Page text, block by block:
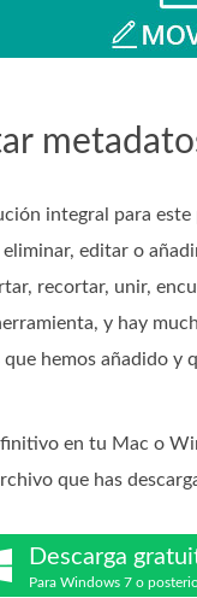
integral para
editar o
recortar, unir,
y hay
hemos añadido
en tu Mac o
que has
Descarga
Para Windows 7 o